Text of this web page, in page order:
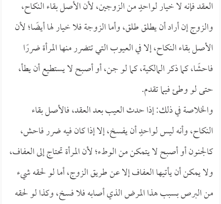
العقد فإنه لا خيار لواحدٍ من الزوجين، لأن الأصل بقاء النكاح،
والزوج إن أراد أن يطلق طلق، وأما الزوجة فلا خيار لها أيضًا؛ لأن
الأصل بقاء النكاح، إلا في العيوب التي تتضرر منها المرأة ضررًا
فاحشًا، كما ذكر المالكية، كما لو جن، أو أصبح لا يستطيع أن يطأ،
حتى لو وطئ فيما تقدم.
والخلاصة في ذلك: إذا حدث العيب بعد العقد، فالأصل بقاء
النكاح، وأنه ليس لواحدٍ أن يفسخ، إلا إذا كان فيه ضرر فاحش،
كالجنون أو أصبح لا يتمكن من الوطء؛ لأن المرأة تحتاج إلى العفاف،
ولا يمكن أن يأتيها العفاف إلا عن طريق الزوج، أما لو لحقه شيء
من البرص بسبب هذا المرض الذي أصابه فلا فسخ، وكذا لو لحقه